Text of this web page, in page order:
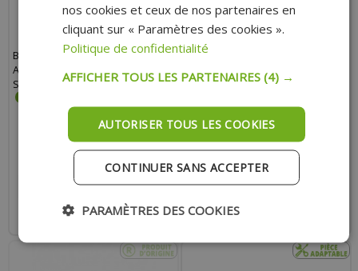
BIELLETTE EMBRAYAGE
ADAPTABLE ALU ROUGE DERBI 50
SENDA, GPR, GILERA 50 SMT
20.50 €
23.00 €
AJOUTER AU PANIER
Expédition Rapide
BIELLETTE EMBRAYAGE
ADAPTABLE ALUMINIUM
IMITATION CARBONE POUR DERBI
23.60 €
25.90 €
AJOUTER AU PANIER
Expédition Rapide
nos cookies et ceux de nos partenaires en
cliquant sur « Paramètres des cookies ».
Politique de confidentialité
AFFICHER TOUS LES PARTENAIRES (4) →
AUTORISER TOUS LES COOKIES
CONTINUER SANS ACCEPTER
PARAMÈTRES DES COOKIES